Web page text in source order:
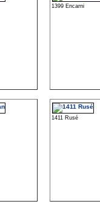
1399 Encarni
1411 Rusé